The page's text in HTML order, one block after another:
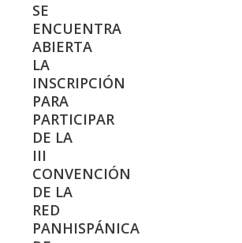
SE
ENCUENTRA
ABIERTA
LA
INSCRIPCIÓN
PARA
PARTICIPAR
DE LA
III
CONVENCIÓN
DE LA
RED
PANHISPÁNICA